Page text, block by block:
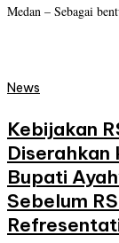
Medan – Sebagai
News
Kebijakan
Diserahkan
Bupati
Sebelum